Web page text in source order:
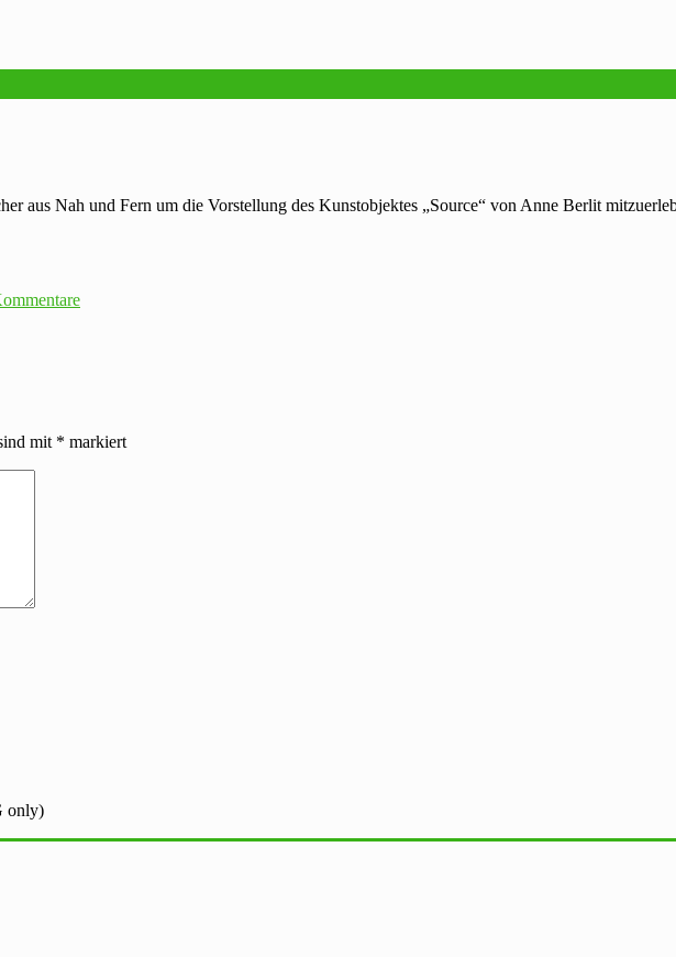
aus Nah und Fern um die Vorstellung des Kunstobjektes „Source“ von Anne Berlit
mit * markiert
only)